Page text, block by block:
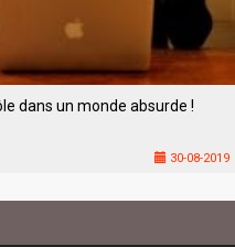
dans un monde absurde !
30-08-2019